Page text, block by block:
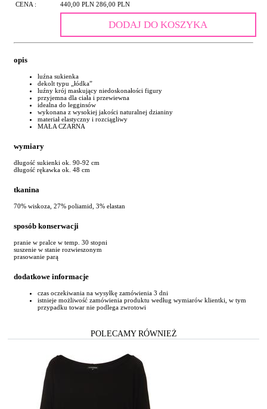
CENA : 440,00 PLN 286,00 PLN
DODAJ DO KOSZYKA
opis
luźna sukienka
dekolt typu „łódka”
luźny krój maskujący niedoskonałości figury
przyjemna dla ciała i przewiewna
idealna do legginsów
wykonana z wysokiej jakości naturalnej dzianiny
materiał elastyczny i rozciągliwy
MAŁA CZARNA
wymiary
długość sukienki ok. 90-92 cm
długość rękawka ok. 48 cm
tkanina
70% wiskoza, 27% poliamid, 3% elastan
sposób konserwacji
pranie w pralce w temp. 30 stopni
suszenie w stanie rozwieszonym
prasowanie parą
dodatkowe informacje
czas oczekiwania na wysyłkę zamówienia 3 dni
istnieje możliwość zamówienia produktu według wymiarów klientki, w tym
przypadku towar nie podlega zwrotowi
POLECAMY RÓWNIEŻ